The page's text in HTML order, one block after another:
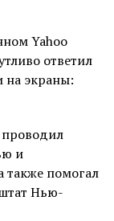
Yahoo
ответил
на экраны:
и
также помогал
Нью-